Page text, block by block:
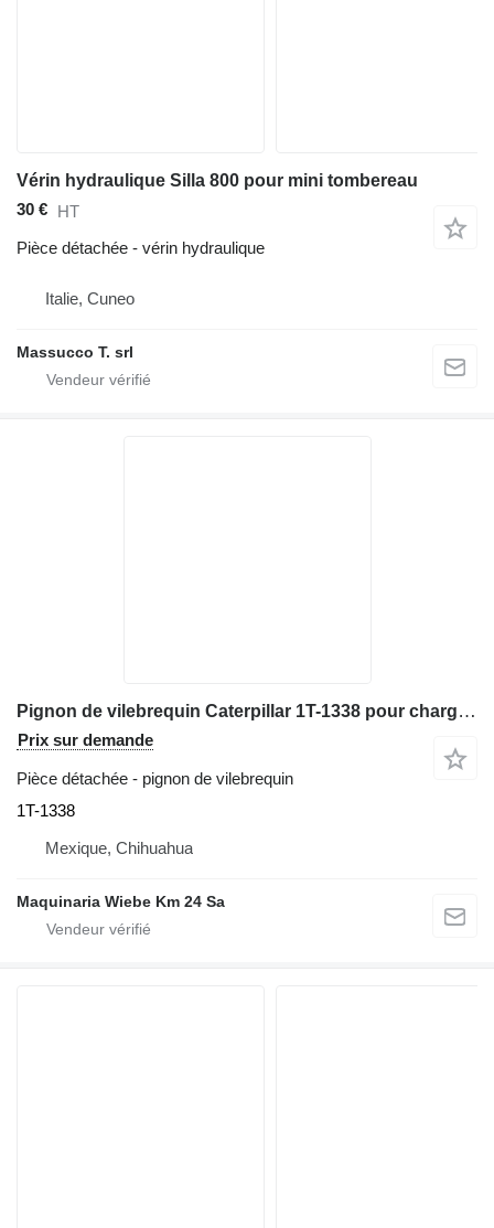
Vérin hydraulique Silla 800 pour mini tombereau
30 € HT
Pièce détachée - vérin hydraulique
Italie, Cuneo
Massucco T. srl
Pignon de vilebrequin Caterpillar 1T-1338 pour chargeuse pour mines souterraines Agri World R2900G R1700G 826C 825C 824C 980
Prix sur demande
Pièce détachée - pignon de vilebrequin
1T-1338
Mexique, Chihuahua
Maquinaria Wiebe Km 24 Sa